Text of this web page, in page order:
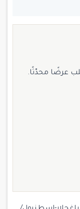
عرضًا محدّثًا.